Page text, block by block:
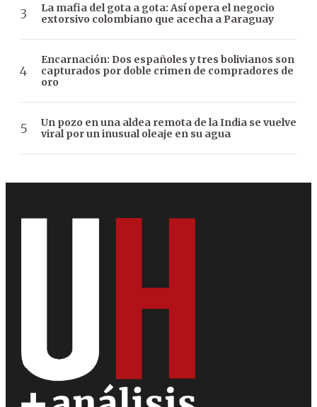
La mafia del gota a gota: Así opera el negocio
extorsivo colombiano que acecha a Paraguay
Encarnación: Dos españoles y tres bolivianos son
capturados por doble crimen de compradores de
oro
Un pozo en una aldea remota de la India se vuelve
viral por un inusual oleaje en su agua